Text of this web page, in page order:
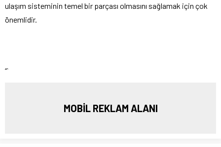
ulaşım sisteminin temel bir parçası olmasını sağlamak için çok
önemlidir.
“`
MOBİL REKLAM ALANI